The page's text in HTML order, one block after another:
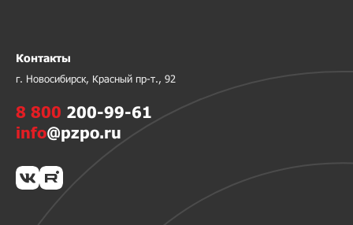
Контакты
г. Новосибирск, Красный пр-т., 92
8 800 200-99-61
info@pzpo.ru